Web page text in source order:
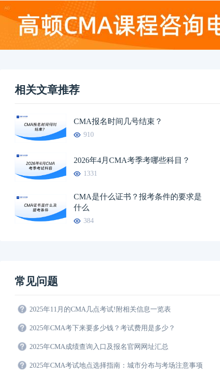
相关文章推荐
CMA报名时间几号结束？
910
2026年4月CMA考季考哪些科目？
1331
CMA是什么证书？报考条件的要求是
什么
384
常见问题
2025年11月的CMA几点考试!附相关信息一览表
2025年CMA考下来要多少钱？考试费用是多少？
2025年CMA成绩查询入口及报名官网网址汇总
2025年CMA考试地点选择指南：城市分布与考场注意事项